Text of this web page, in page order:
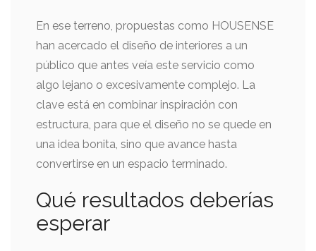
En ese terreno, propuestas como HOUSENSE
han acercado el diseño de interiores a un
público que antes veía este servicio como
algo lejano o excesivamente complejo. La
clave está en combinar inspiración con
estructura, para que el diseño no se quede en
una idea bonita, sino que avance hasta
convertirse en un espacio terminado.
Qué resultados deberías
esperar